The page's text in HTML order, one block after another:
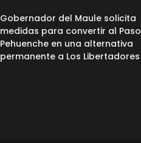
Gobernador del Maule solicita
medidas para convertir al Paso
Pehuenche en una alternativa
permanente a Los Libertadores